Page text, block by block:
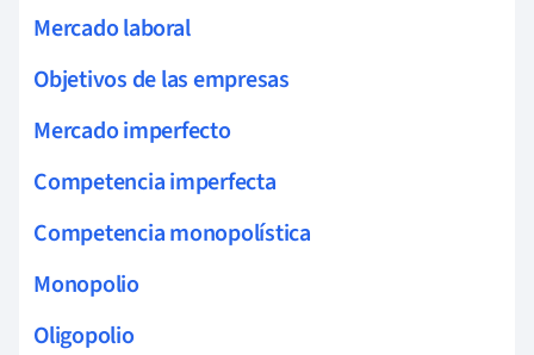
Mercado laboral
Objetivos de las empresas
Mercado imperfecto
Competencia imperfecta
Competencia monopolística
Monopolio
Oligopolio